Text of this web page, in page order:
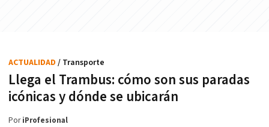
Llega el Trambus: cómo son sus paradas
icónicas y dónde se ubicarán
ACTUALIDAD / Transporte
PoriProfesional